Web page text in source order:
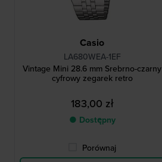
Casio
LA680WEA-1EF
Vintage Mini 28.6 mm Srebrno-czarny
cyfrowy zegarek retro
183,00 zł
● Dostępny
Porównaj